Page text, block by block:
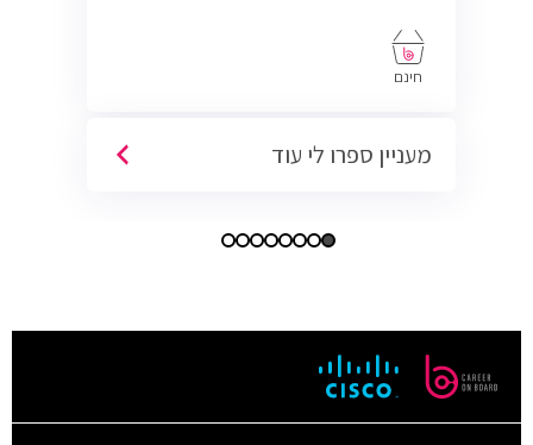
חינם
מעניין ספרו לי עוד